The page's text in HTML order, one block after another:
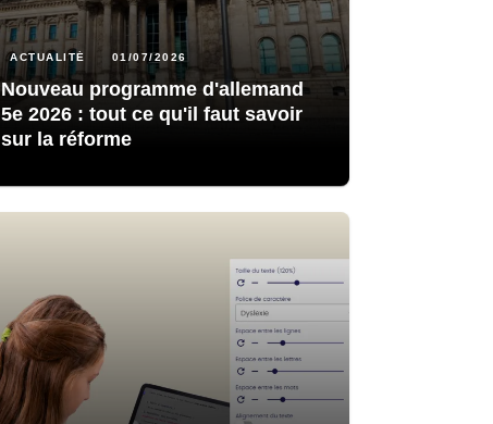
ACTUALITÉ 01/07/2026
Nouveau programme d'allemand
5e 2026 : tout ce qu'il faut savoir
sur la réforme